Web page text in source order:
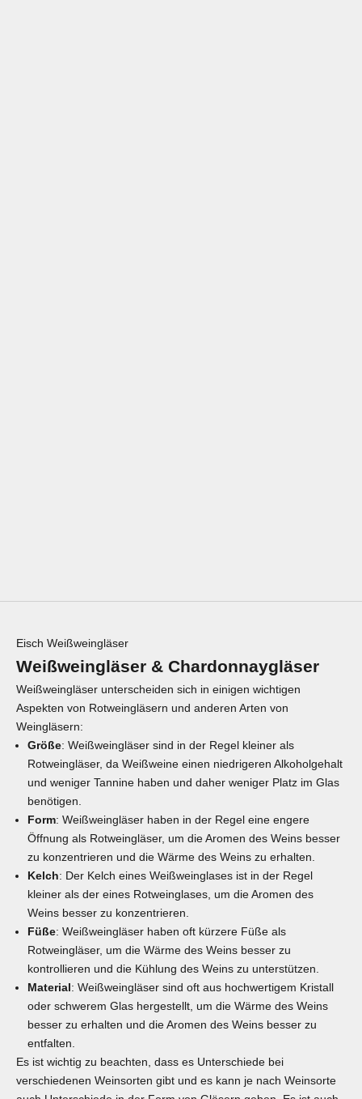
Eisch Weißweingläser
Weißweingläser & Chardonnaygläser
Weißweingläser unterscheiden sich in einigen wichtigen
Aspekten von Rotweingläsern und anderen Arten von
Weingläsern:
Größe: Weißweingläser sind in der Regel kleiner als
Rotweingläser, da Weißweine einen niedrigeren Alkoholgehalt
und weniger Tannine haben und daher weniger Platz im Glas
benötigen.
Form: Weißweingläser haben in der Regel eine engere
Öffnung als Rotweingläser, um die Aromen des Weins besser
zu konzentrieren und die Wärme des Weins zu erhalten.
Kelch: Der Kelch eines Weißweinglases ist in der Regel
kleiner als der eines Rotweinglases, um die Aromen des
Weins besser zu konzentrieren.
Füße: Weißweingläser haben oft kürzere Füße als
Rotweingläser, um die Wärme des Weins besser zu
kontrollieren und die Kühlung des Weins zu unterstützen.
Material: Weißweingläser sind oft aus hochwertigem Kristall
oder schwerem Glas hergestellt, um die Wärme des Weins
besser zu erhalten und die Aromen des Weins besser zu
entfalten.
Es ist wichtig zu beachten, dass es Unterschiede bei
verschiedenen Weinsorten gibt und es kann je nach Weinsorte